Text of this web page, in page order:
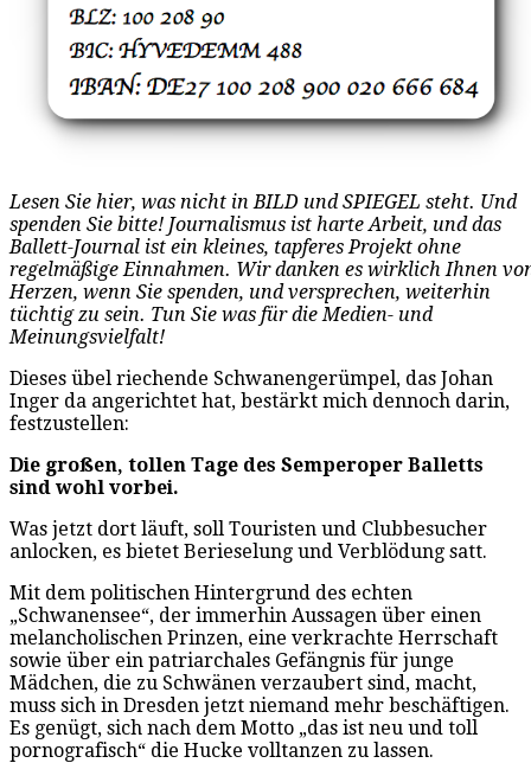
Lesen Sie hier, was nicht in BILD und SPIEGEL steht. Und
spenden Sie bitte! Journalismus ist harte Arbeit, und das
Ballett-Journal ist ein kleines, tapferes Projekt ohne
regelmäßige Einnahmen. Wir danken es wirklich Ihnen
Herzen, wenn Sie spenden, und versprechen, weiterhin
tüchtig zu sein. Tun Sie was für die Medien- und
Meinungsvielfalt!
Dieses übel riechende Schwanengerümpel, das Johan
Inger da angerichtet hat, bestärkt mich dennoch darin,
festzustellen:
Die großen, tollen Tage des Semperoper Balletts
sind wohl vorbei.
Was jetzt dort läuft, soll Touristen und Clubbesucher
anlocken, es bietet Berieselung und Verblödung satt.
Mit dem politischen Hintergrund des echten
„Schwanensee“, der immerhin Aussagen über einen
melancholischen Prinzen, eine verkrachte Herrschaft
sowie über ein patriarchales Gefängnis für junge
Mädchen, die zu Schwänen verzaubert sind, macht,
muss sich in Dresden jetzt niemand mehr beschäftigen.
Es genügt, sich nach dem Motto „das ist neu und toll
pornografisch“ die Hucke volltanzen zu lassen.